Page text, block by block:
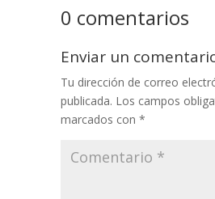
0 comentarios
Enviar un
Tu dirección de correo
publicada. Los campos
marcados con *